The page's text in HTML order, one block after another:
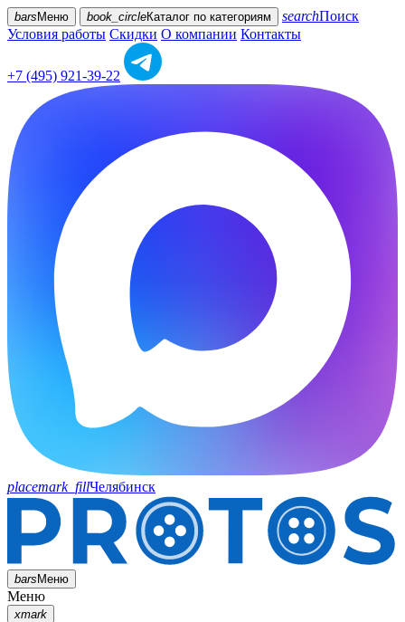
bars Меню book_circleКаталог по категориям searchПоиск
Условия работы Скидки О компании Контакты
+7 (495) 921-39-22
placemark_fillЧелябинск
barsМеню
Меню
xmark